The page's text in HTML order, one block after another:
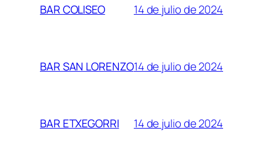
BAR COLISEO 14 de julio de 2024
BAR SAN LORENZO14 de julio de 2024
BAR ETXEGORRI 14 de julio de 2024